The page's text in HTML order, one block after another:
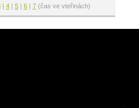
| 4 | 5 | 6 | 7 (čas ve vteřinách)